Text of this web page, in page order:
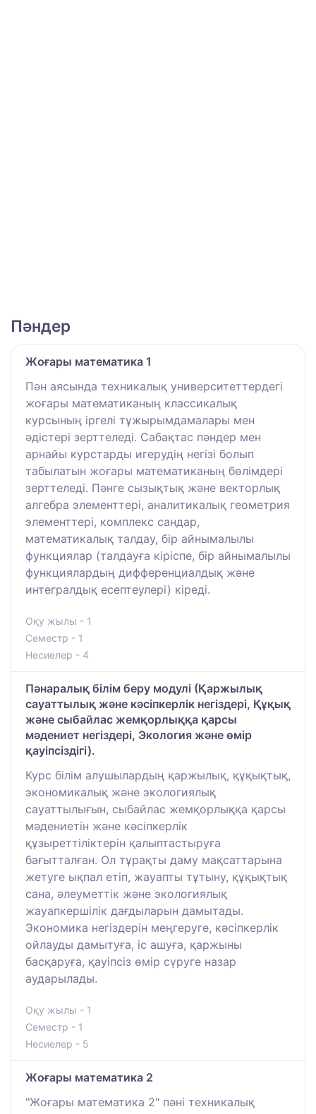
Пәндер
Жоғары математика 1
Пән аясында техникалық университеттердегі
жоғары математиканың классикалық
курсының іргелі тұжырымдамалары мен
әдістері зерттеледі. Сабақтас пәндер мен
арнайы курстарды игерудің негізі болып
табылатын жоғары математиканың бөлімдері
зерттеледі. Пәнге сызықтық және векторлық
алгебра элементтері, аналитикалық геометрия
элементтері, комплекс сандар,
математикалық талдау, бір айнымалылы
функциялар (талдауға кіріспе, бір айнымалылы
функциялардың дифференциалдық және
интегралдық есептеулері) кіреді.
Оқу жылы - 1
Семестр - 1
Несиелер - 4
Пәнаралық білім беру модулі (Қаржылық
сауаттылық және кәсіпкерлік негіздері, Құқық
және сыбайлас жемқорлыққа қарсы
мәдениет негіздері, Экология және өмір
қауіпсіздігі).
Курс білім алушылардың қаржылық, құқықтық,
экономикалық және экологиялық
сауаттылығын, сыбайлас жемқорлыққа қарсы
мәдениетін және кәсіпкерлік
құзыреттіліктерін қалыптастыруға
бағытталған. Ол тұрақты даму мақсаттарына
жетуге ықпал етіп, жауапты тұтыну, құқықтық
сана, әлеуметтік және экологиялық
жауапкершілік дағдыларын дамытады.
Экономика негіздерін меңгеруге, кәсіпкерлік
ойлауды дамытуға, іс ашуға, қаржыны
басқаруға, қауіпсіз өмір сүруге назар
аударылады.
Оқу жылы - 1
Семестр - 1
Несиелер - 5
Жоғары математика 2
"Жоғары математика 2" пәні техникалық